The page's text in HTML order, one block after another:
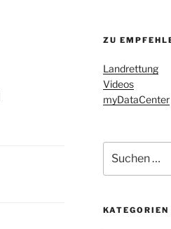
ZU
Landrettung
Videos
myDataCenter
nach:
KATEGORIEN